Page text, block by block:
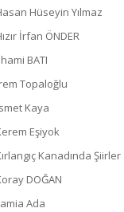
Hüseyin Yılmaz
İrfan ÖNDER
BATI
Topaloğlu
Kaya
Eşiyok
Kanadında Şiirler
DOĞAN
Ada